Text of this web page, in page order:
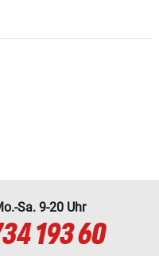
Sa. 9-20 Uhr
193 60